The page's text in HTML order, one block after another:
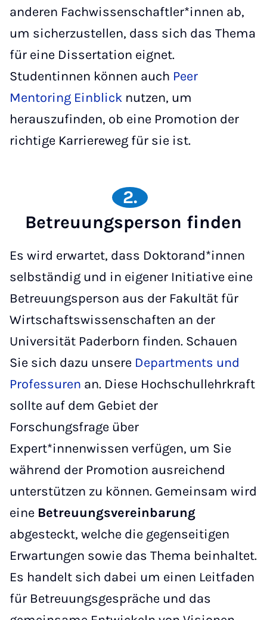
anderen Fachwissenschaftler*innen ab,
um sicherzustellen, dass sich das Thema
für eine Dissertation eignet.
Studentinnen können auch Peer
Mentoring Einblick nutzen, um
herauszufinden, ob eine Promotion der
richtige Karriereweg für sie ist.
2.
Betreuungsperson finden
Es wird erwartet, dass Doktorand*innen
selbständig und in eigener Initiative eine
Betreuungsperson aus der Fakultät für
Wirtschaftswissenschaften an der
Universität Paderborn finden. Schauen
Sie sich dazu unsere Departments und
Professuren an. Diese Hochschullehrkraft
sollte auf dem Gebiet der
Forschungsfrage über
Expert*innenwissen verfügen, um Sie
während der Promotion ausreichend
unterstützen zu können. Gemeinsam wird
eine Betreuungsvereinbarung
abgesteckt, welche die gegenseitigen
Erwartungen sowie das Thema beinhaltet.
Es handelt sich dabei um einen Leitfaden
für Betreuungsgespräche und das